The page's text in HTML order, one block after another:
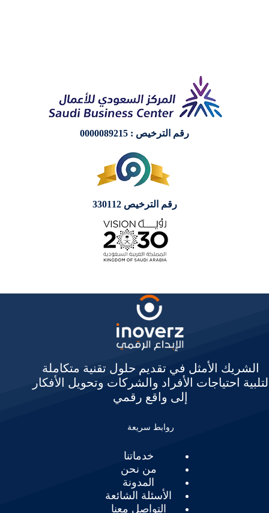
رقم الترخيص : 0000089215
رقم الترخيص 330112
الشريك الأمثل في تقديم حلول تقنية متكاملة
لتلبية احتياجات الأفراد والشركات وتحويل الأفكار
إلى واقع رقمي
روابط سريعة
خدماتنا
من نحن
المدونة
الأسئلة الشائعة
التواصل معنا